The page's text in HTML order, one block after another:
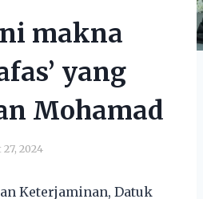
makna
yang
Mohamad
2024
Keterjaminan, Datuk